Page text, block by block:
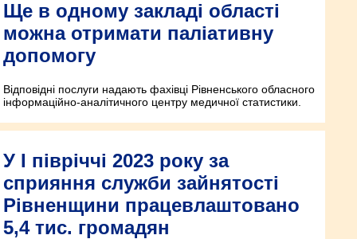
Ще в одному закладі області
можна отримати паліативну
допомогу
Відповідні послуги надають фахівці Рівненського обласного
інформаційно-аналітичного центру медичної статистики.
У І півріччі 2023 року за
сприяння служби зайнятості
Рівненщини працевлаштовано
5,4 тис. громадян